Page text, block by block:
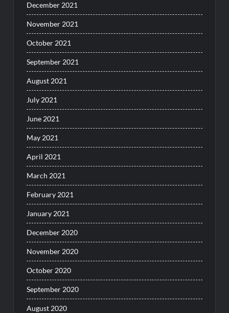
December 2021
November 2021
October 2021
September 2021
August 2021
July 2021
June 2021
May 2021
April 2021
March 2021
February 2021
January 2021
December 2020
November 2020
October 2020
September 2020
August 2020